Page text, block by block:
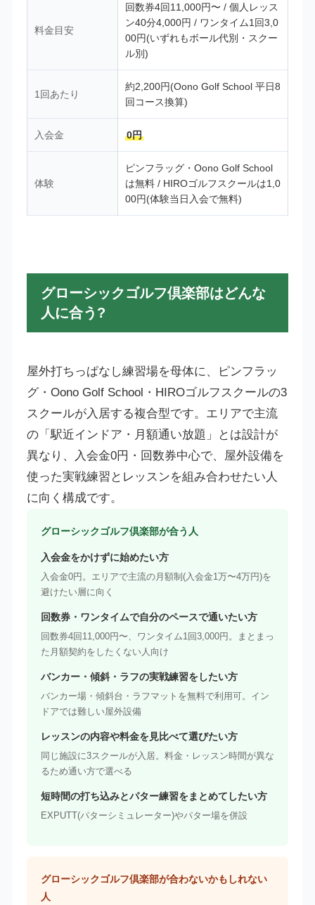
料金目安
回数券4回11,000円〜 / 個人レッス
ン40分4,000円 / ワンタイム1回3,0
00円(いずれもボール代別・スクー
ル別)
1回あたり
約2,200円(Oono Golf School 平日8
回コース換算)
入会金 0円
体験
ピンフラッグ・Oono Golf School
は無料 / HIROゴルフスクールは1,0
00円(体験当日入会で無料)
グローシックゴルフ倶楽部はどんな
人に合う?
屋外打ちっぱなし練習場を母体に、ピンフラッ
グ・Oono Golf School・HIROゴルフスクールの3
スクールが入居する複合型です。エリアで主流
の「駅近インドア・月額通い放題」とは設計が
異なり、入会金0円・回数券中心で、屋外設備を
使った実戦練習とレッスンを組み合わせたい人
に向く構成です。
グローシックゴルフ倶楽部が合う人
入会金をかけずに始めたい方
入会金0円。エリアで主流の月額制(入会金1万〜4万円)を
避けたい層に向く
回数券・ワンタイムで自分のペースで通いたい方
回数券4回11,000円〜、ワンタイム1回3,000円。まとまっ
た月額契約をしたくない人向け
バンカー・傾斜・ラフの実戦練習をしたい方
バンカー場・傾斜台・ラフマットを無料で利用可。イン
ドアでは難しい屋外設備
レッスンの内容や料金を見比べて選びたい方
同じ施設に3スクールが入居。料金・レッスン時間が異な
るため通い方で選べる
短時間の打ち込みとパター練習をまとめてしたい方
EXPUTT(パターシミュレーター)やパター場を併設
グローシックゴルフ倶楽部が合わないかもしれない
人